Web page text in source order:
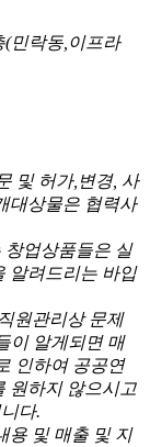
(민락동,이프라
및 허가,변경, 사
대상물은 협력사
창업상품들은 실
알려드리는 바입
원관리상 문제
이 알게되면 매
인하여 공공연
원하지 않으시고
다.
용 및 매출 및 지